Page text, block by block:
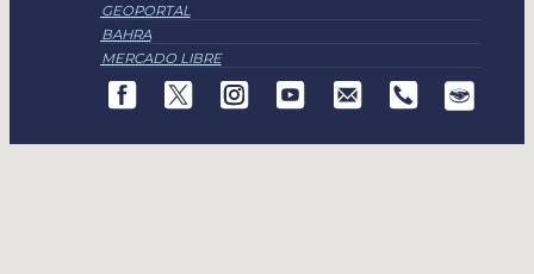
GEOPORTAL
BAHRA
MERCADO LIBRE